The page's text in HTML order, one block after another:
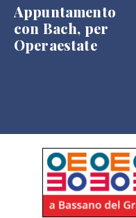
Appuntamento
con Bach, per
Operaestate